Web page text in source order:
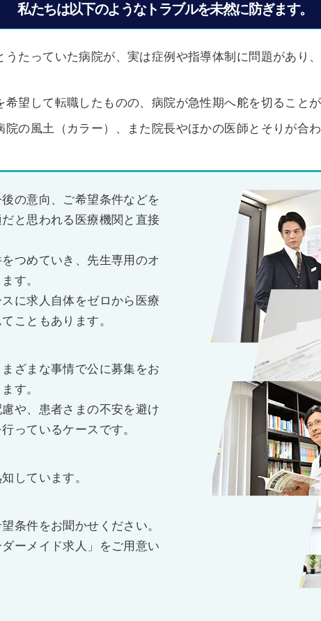
私たちは以下のようなトラブルを未然に防ぎます。
うたっていた病院が、実は症例や指導体制に問題があり
希望して転職したものの、病院が急性期へ舵を切ること
院の風土（カラー）、また院長やほかの医師とそりが合
の意向、ご希望条件などを
と思われる医療機関と直接
つめていき、先生専用のオ
す。
に求人自体をゼロから医療
こともあります。
ざまな事情で公に募集をお
す。
や、患者さまの不安を避け
っているケースです。
しています。
条件をお聞かせください。
ーメイド求人」をご用意い